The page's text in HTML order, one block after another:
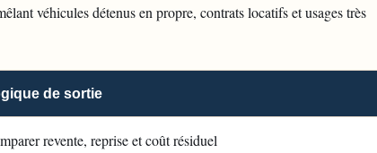
véhicules détenus en propre, contrats locatifs et usages très
de sortie
revente, reprise et coût résiduel